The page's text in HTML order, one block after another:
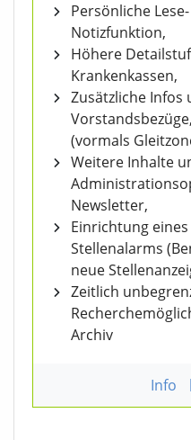
Persönliche
Notizfunktion,
Höhere
Krankenkassen,
Zusätzliche Infos
(vormals
Weitere Inhalte
Newsletter,
Einrichtung
Stellenalarms
neue
Zeitlich
Archiv
Info |